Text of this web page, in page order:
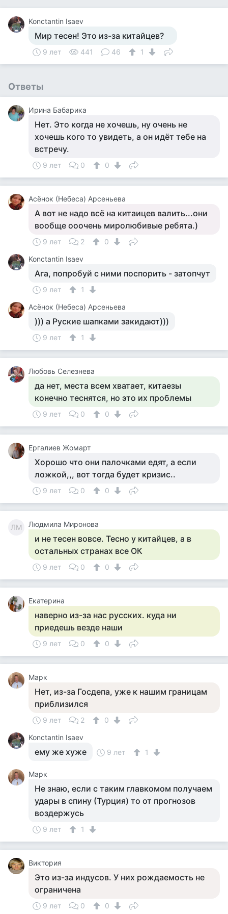
Konctantin Isaev
Мир тесен! Это из-за китайцев?
9 лет 441 46 1
Ответы
Ирина Бабарика
Нет. Это когда не хочешь, ну очень не
хочешь кого то увидеть, а он идёт тебе на
встречу.
9 лет 0 0
Асёнок (Небеса) Арсеньева
А вот не надо всё на китаицев валить...они
вообще ооочень миролюбивые ребята.)
9 лет 2
0
Konctantin Isaev
Ага, попробуй с ними поспорить - затопчут
9 лет
1
Асёнок (Небеса) Арсеньева
))) а Руские шапками закидают)))
9 лет 1
Любовь Селезнева
да нет, места всем хватает, китаезы
конечно теснятся, но это их проблемы
9 лет 0 0
Ергалиев Жомарт
Хорошо что они палочками едят, а если
ложкой,,, вот тогда будет кризис..
9 лет 0 0
ЛМ Людмила Миронова
и не тесен вовсе. Тесно у китайцев, а в
остальных странах все ОК
9 лет 0 0
Екатерина
наверно из-за нас русских. куда ни
приедешь везде наши
9 лет 0 0
Марк
Нет, из-за Госдепа, уже к нашим границам
приблизился
9 лет 2
0
Konctantin Isaev
ему же хуже 9 лет 1
Марк
Не знаю, если с таким главкомом получаем
удары в спину (Турция) то от прогнозов
воздержусь
9 лет 1
Виктория
Это из-за индусов. У них рождаемость не
ограничена
9 лет 0 0